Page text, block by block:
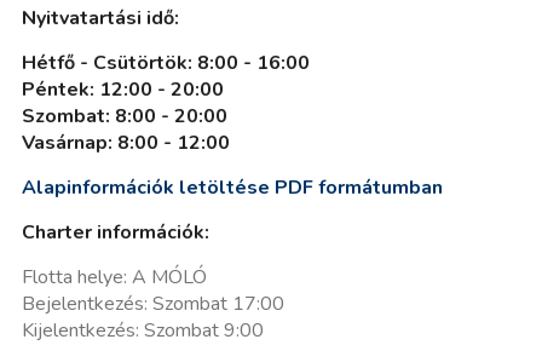
Nyitvatartási idő:
Hétfő - Csütörtök: 8:00 - 16:00
Péntek: 12:00 - 20:00
Szombat: 8:00 - 20:00
Vasárnap: 8:00 - 12:00
Alapinformációk letöltése PDF formátumban
Charter információk:
Flotta helye: A MÓLÓ
Bejelentkezés: Szombat 17:00
Kijelentkezés: Szombat 9:00